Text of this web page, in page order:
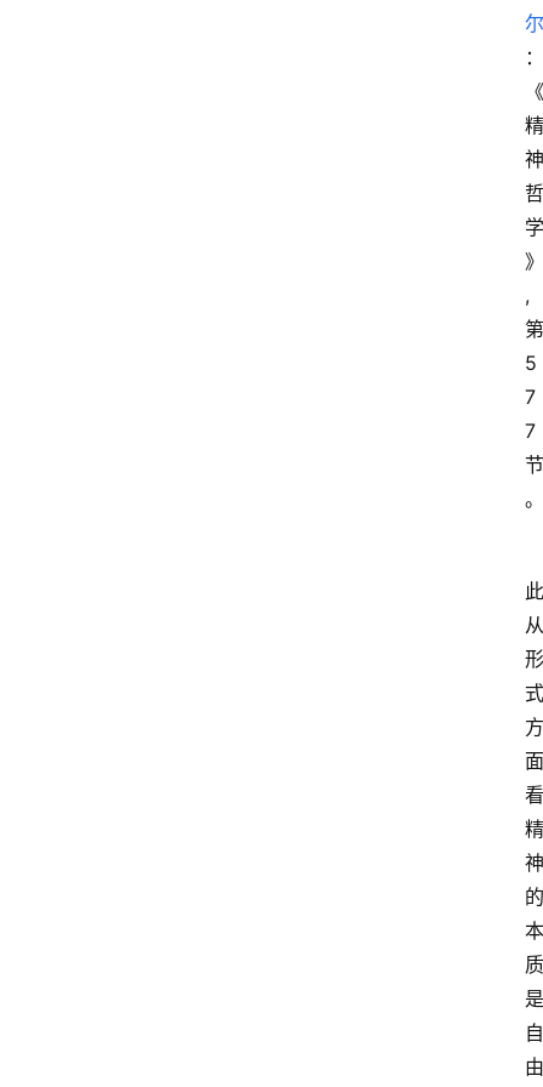
尔
：
《
精
神
哲
学
》
,
第
5
7
7
节
。
此
从
形
式
方
面
看
精
神
的
本
质
是
自
由